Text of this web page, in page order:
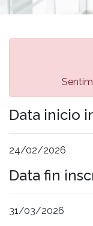
Data inicio
24/02/2026
Data fin
31/03/2026